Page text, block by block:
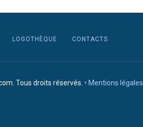
LOGOTHÈQUE CONTACTS
Tous droits réservés. • Mentions légales